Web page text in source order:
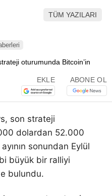
TÜM YAZILARI
EKLE ABONE OL
son strateji
dolardan 52.000
sonundan Eylül
büyük bir ralliyi
bulundu.